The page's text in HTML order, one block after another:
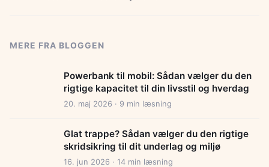
MERE FRA BLOGGEN
Powerbank til mobil: Sådan vælger du den
rigtige kapacitet til din livsstil og hverdag
20. maj 2026 · 9 min læsning
Glat trappe? Sådan vælger du den rigtige
skridsikring til dit underlag og miljø
16. jun 2026 · 14 min læsning